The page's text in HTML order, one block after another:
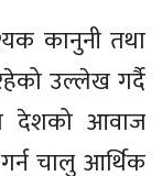
कानुनी तथा
उल्लेख गर्दै
देशको आवाज
गर्न चालु आर्थिक